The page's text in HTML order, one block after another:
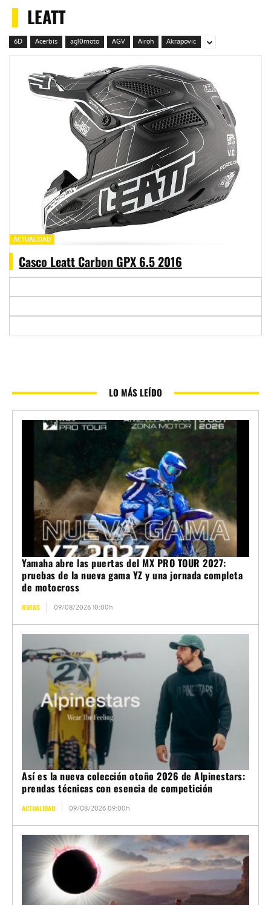
LEATT
6D Acerbis ag10moto AGV Airoh Akrapovic
ACTUALIDAD
Casco Leatt Carbon GPX 6.5 2016
LO MÁS LEÍDO
Yamaha abre las puertas del MX PRO TOUR 2027:
pruebas de la nueva gama YZ y una jornada completa
de motocross
RUTAS 09/08/2026 10:00h
Así es la nueva colección otoño 2026 de Alpinestars:
prendas técnicas con esencia de competición
ACTUALIDAD 09/08/2026 09:00h